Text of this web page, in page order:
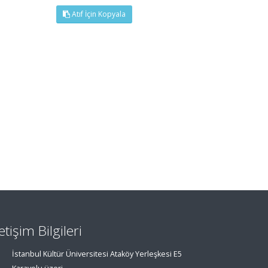
Atıf İçin Kopyala
Bilgileri
İstanbul Kültür Üniversitesi Ataköy Yerleşkesi E5